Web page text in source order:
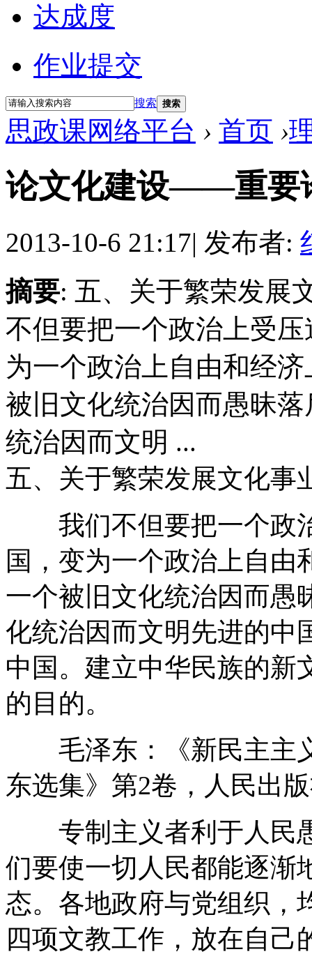
达成度
作业提交
搜索 搜索
思政课网络平台 › 首页 ›
论文化建设——重要
2013-10-6 21:17| 发布者:
摘要: 五、关于繁荣发
不但要把一个政治上受
为一个政治上自由和经
被旧文化统治因而愚昧
统治因而文明 ...
五、关于繁荣发展文化事
我们不但要把一个政
国，变为一个政治上自由
一个被旧文化统治因而愚
化统治因而文明先进的中
中国。建立中华民族的新
的目的。
毛泽东：《新民主主义
东选集》第2卷，人民出
专制主义者利于人民
们要使一切人民都能逐渐
态。各地政府与党组织，
四项文教工作，放在自己